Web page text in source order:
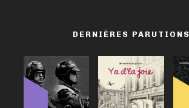
DERNIÈRES PARUTIONS